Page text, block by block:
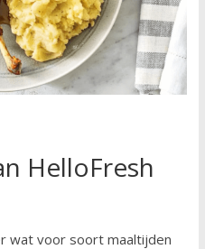
HelloFresh
wat voor soort maaltijden